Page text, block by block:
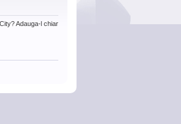
Adauga-l chiar